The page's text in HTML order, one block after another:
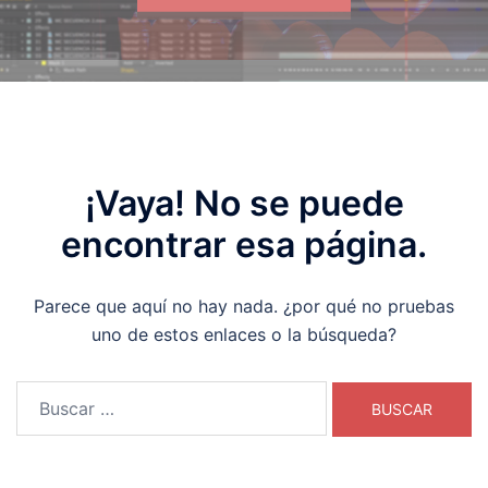
¡Vaya! No se puede
encontrar esa página.
Parece que aquí no hay nada. ¿por qué no pruebas
uno de estos enlaces o la búsqueda?